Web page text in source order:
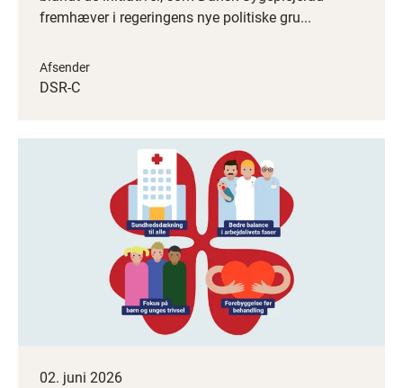
fremhæver i regeringens nye politiske gru...
Afsender
DSR-C
02. juni 2026